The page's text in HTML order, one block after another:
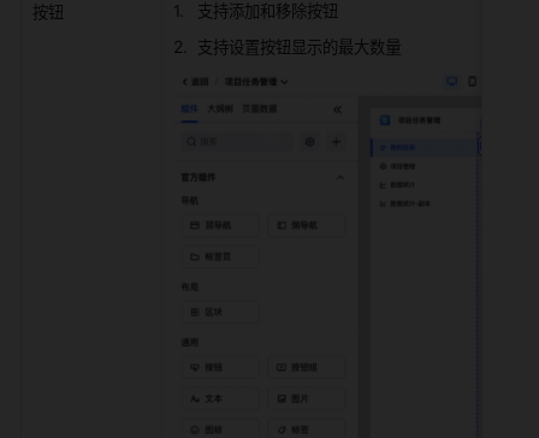
按钮
支持添加和移除按钮
支持设置按钮显示的最大数量